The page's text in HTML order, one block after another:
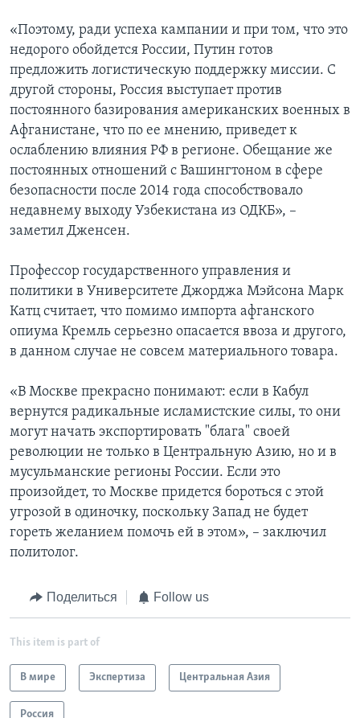
«Поэтому, ради успеха кампании и при том, что это
недорого обойдется России, Путин готов
предложить логистическую поддержку миссии. С
другой стороны, Россия выступает против
постоянного базирования американских военных в
Афганистане, что по ее мнению, приведет к
ослаблению влияния РФ в регионе. Обещание же
постоянных отношений с Вашингтоном в сфере
безопасности после 2014 года способствовало
недавнему выходу Узбекистана из ОДКБ», –
заметил Дженсен.
Профессор государственного управления и
политики в Университете Джорджа Мэйсона Марк
Катц считает, что помимо импорта афганского
опиума Кремль серьезно опасается ввоза и другого,
в данном случае не совсем материального товара.
«В Москве прекрасно понимают: если в Кабул
вернутся радикальные исламистские силы, то они
могут начать экспортировать "блага" своей
революции не только в Центральную Азию, но и в
мусульманские регионы России. Если это
произойдет, то Москве придется бороться с этой
угрозой в одиночку, поскольку Запад не будет
гореть желанием помочь ей в этом», – заключил
политолог.
Поделиться Follow us
This item is part of
В мире Экспертиза Центральная Азия
Россия